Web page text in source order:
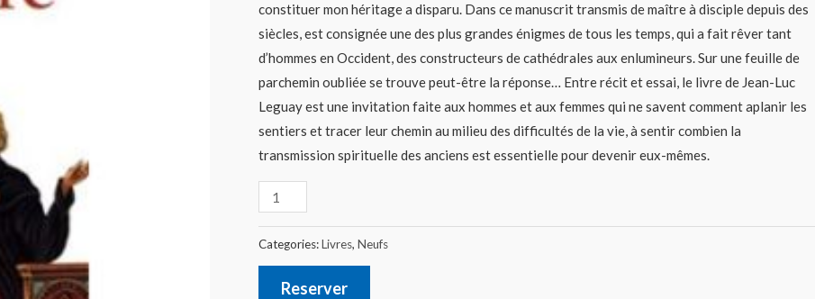
constituer mon héritage a disparu. Dans ce manuscrit transmis de maître à disciple depuis des
siècles, est consignée une des plus grandes énigmes de tous les temps, qui a fait rêver tant
d’hommes en Occident, des constructeurs de cathédrales aux enlumineurs. Sur une feuille de
parchemin oubliée se trouve peut-être la réponse… Entre récit et essai, le livre de Jean-Luc
Leguay est une invitation faite aux hommes et aux femmes qui ne savent comment aplanir les
sentiers et tracer leur chemin au milieu des difficultés de la vie, à sentir combien la
transmission spirituelle des anciens est essentielle pour devenir eux-mêmes.
Categories:Livres, Neufs
Reserver